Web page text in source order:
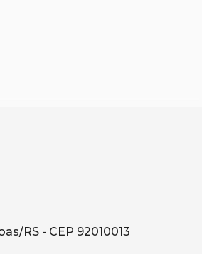
RS - CEP 92010013